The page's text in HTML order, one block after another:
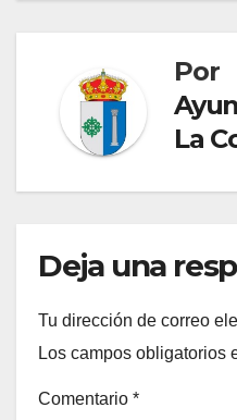
Por
La
Deja una
Tu dirección de correo
Los campos obligatorios
Comentario *